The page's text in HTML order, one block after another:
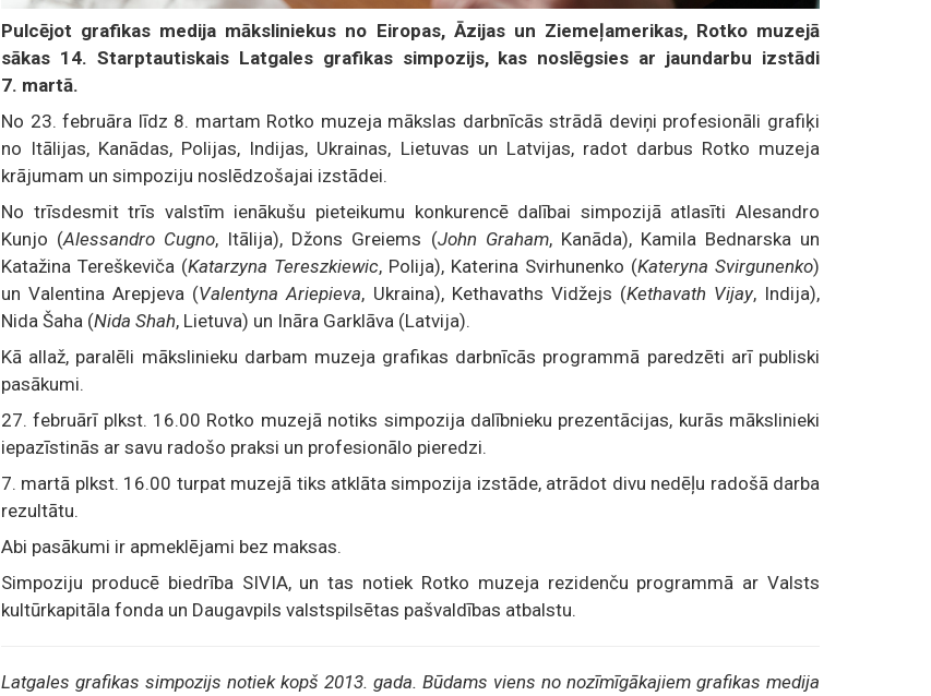
Pulcējot grafikas medija māksliniekus no Eiropas, Āzijas un Ziemeļamerikas, Rotko muzejā
sākas 14. Starptautiskais Latgales grafikas simpozijs, kas noslēgsies ar jaundarbu izstādi
7. martā.
No 23. februāra līdz 8. martam Rotko muzeja mākslas darbnīcās strādā deviņi profesionāli grafiķi
no Itālijas, Kanādas, Polijas, Indijas, Ukrainas, Lietuvas un Latvijas, radot darbus Rotko muzeja
krājumam un simpoziju noslēdzošajai izstādei.
No trīsdesmit trīs valstīm ienākušu pieteikumu konkurencē dalībai simpozijā atlasīti Alesandro
Kunjo (Alessandro Cugno, Itālija), Džons Greiems (John Graham, Kanāda), Kamila Bednarska un
Katažina Tereškeviča (Katarzyna Tereszkiewic, Polija), Katerina Svirhunenko (Kateryna Svirgunenko)
un Valentina Arepjeva (Valentyna Ariepieva, Ukraina), Kethavaths Vidžejs (Kethavath Vijay, Indija),
Nida Šaha (Nida Shah, Lietuva) un Ināra Garklāva (Latvija).
Kā allaž, paralēli mākslinieku darbam muzeja grafikas darbnīcās programmā paredzēti arī publiski
pasākumi.
27. februārī plkst. 16.00 Rotko muzejā notiks simpozija dalībnieku prezentācijas, kurās mākslinieki
iepazīstinās ar savu radošo praksi un profesionālo pieredzi.
7. martā plkst. 16.00 turpat muzejā tiks atklāta simpozija izstāde, atrādot divu nedēļu radošā darba
rezultātu.
Abi pasākumi ir apmeklējami bez maksas.
Simpoziju producē biedrība SIVIA, un tas notiek Rotko muzeja rezidenču programmā ar Valsts
kultūrkapitāla fonda un Daugavpils valstspilsētas pašvaldības atbalstu.
Latgales grafikas simpozijs notiek kopš 2013. gada. Būdams viens no nozīmīgākajiem grafikas medija